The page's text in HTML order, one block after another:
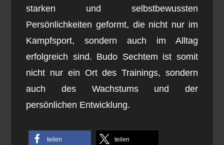
starken und selbstbewussten
Persönlichkeiten geformt, die nicht nur im
Kampfsport, sondern auch im Alltag
erfolgreich sind. Budo Sechtem ist somit
nicht nur ein Ort des Trainings, sondern
auch des Wachstums und der
persönlichen Entwicklung.
teilen teilen